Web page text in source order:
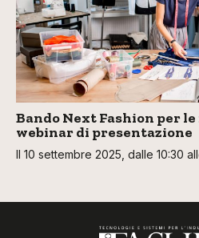
Bando Next Fashion per
webinar di presentazione
Il 10 settembre 2025, dalle 10:30